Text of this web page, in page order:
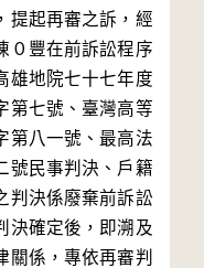
提起再審之訴，經
０豐在前訴訟程序
雄地院七十七年度
第七號、臺灣高等
第八一號、最高法
號民事判決、戶籍
判決係廢棄前訴訟
決確定後，即溯及
關係，專依再審判